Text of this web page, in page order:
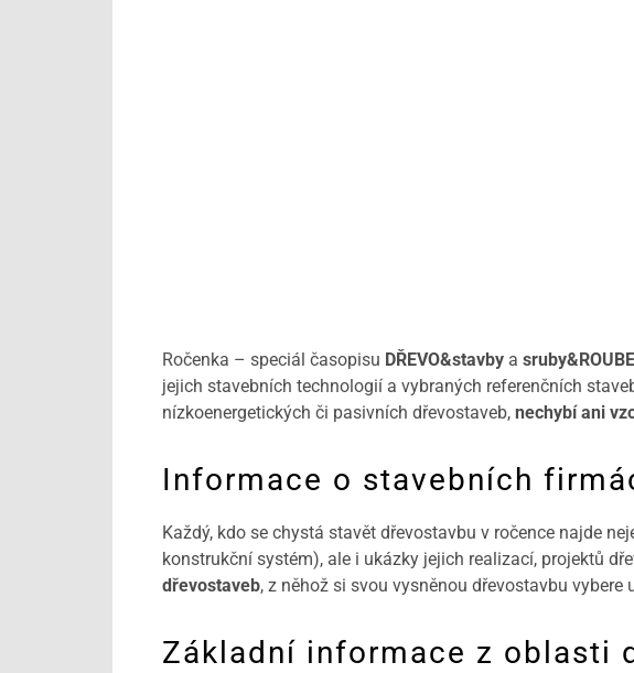
Ročenka – speciál časopisu DŘEVO&stavby a
jejich stavebních technologií a vybraných referenčních
nízkoenergetických či pasivních dřevostaveb, nechybí ani
Informace o stavebních
Každý, kdo se chystá stavět dřevostavbu v ročence najde
konstrukční systém), ale i ukázky jejich realizací, projektů
dřevostaveb, z něhož si svou vysněnou dřevostavbu vybere
Základní informace z oblasti